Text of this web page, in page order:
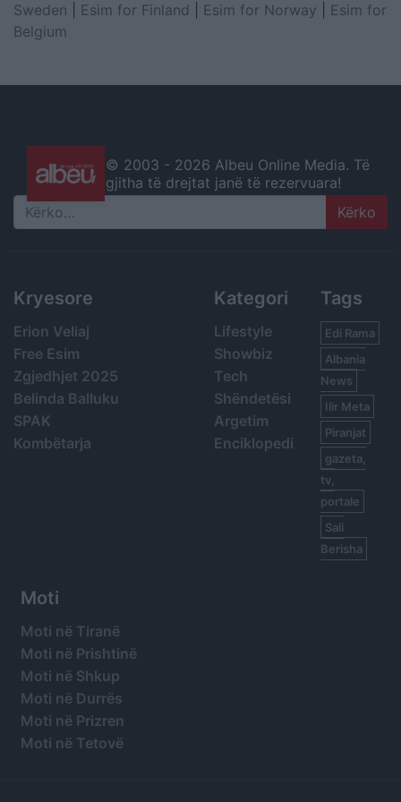
Sweden
Esim for Finland Esim for Norway
Esim for
Belgium
© 2003 - 2026 Albeu Online Media. Të
gjitha të drejtat janë të rezervuara!
Search
Kryesore
Erion Veliaj
Free Esim
Zgjedhjet 2025
Belinda Balluku
SPAK
Kombëtarja
Kategori
Lifestyle
Showbiz
Tech
Shëndetësi
Argetim
Enciklopedi
Tags
Edi Rama
Albania
News
Ilir Meta
Piranjat
gazeta,
tv,
portale
Sali
Berisha
Moti
Moti në Tiranë
Moti në Prishtinë
Moti në Shkup
Moti në Durrës
Moti në Prizren
Moti në Tetovë